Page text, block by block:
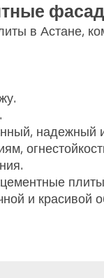
в Астане,
надежный
и красивой